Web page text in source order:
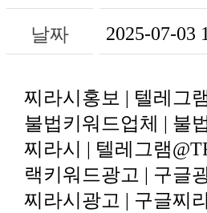
날짜 2025-07-03
찌라시홍보 | 텔레그
찌라시광고 | 구글찌